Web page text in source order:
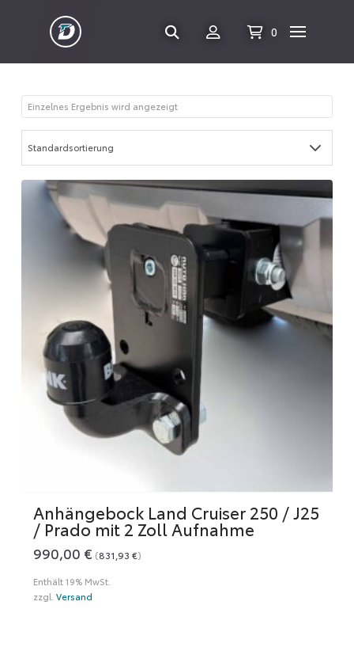
0
Einzelnes Ergebnis wird angezeigt
Anhängebock Land Cruiser 250 / J25
/ Prado mit 2 Zoll Aufnahme
990,00 € (831,93 €)
Enthält 19% MwSt.
zzgl. Versand